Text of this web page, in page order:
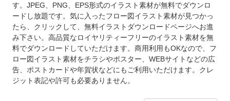
す。JPEG、PNG、EPS形式のイラスト素材が無料でダウンロ
ードし放題です。気に入ったフロー図イラスト素材が見つかっ
たら、クリックして、無料イラストダウンロードページへお進
み下さい。高品質なロイヤリティーフリーのイラスト素材を無
料でダウンロードしていただけます。商用利用もOKなので、フ
ロー図イラスト素材をチラシやポスター、WEBサイトなどの広
告、ポストカードや年賀状などにもご利用いただけます。クレ
ジット表記や許可も必要ありません。